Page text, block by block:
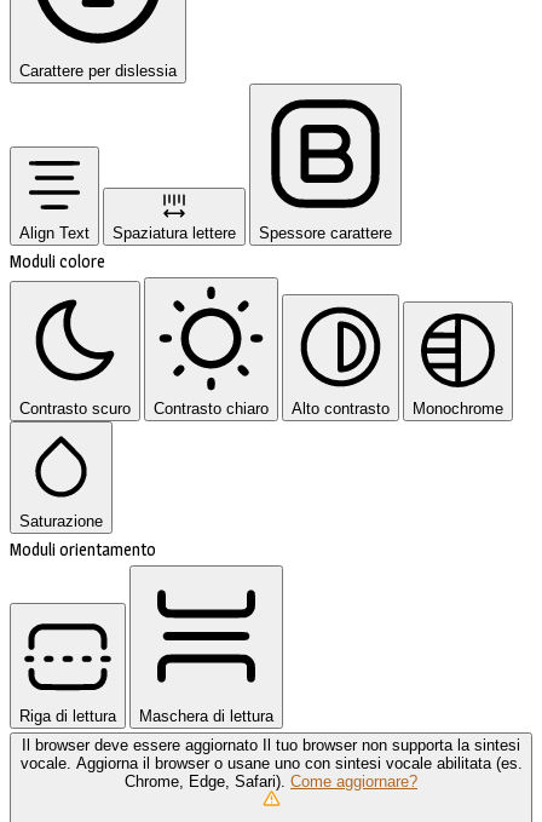
Carattere per dislessia
Align Text Spaziatura lettere Spessore carattere
Moduli colore
Contrasto scuro Contrasto chiaro Alto contrasto Monochrome
Saturazione
Moduli orientamento
Riga di lettura
Maschera di lettura
Il browser deve essere aggiornato Il tuo browser non supporta la sintesi
vocale. Aggiorna il browser o usane uno con sintesi vocale abilitata (es.
Chrome, Edge, Safari). Come aggiornare?